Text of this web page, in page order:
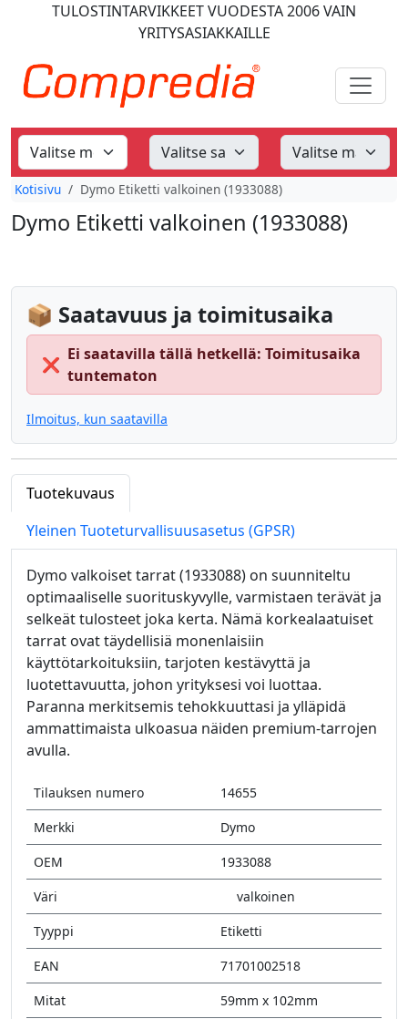
TULOSTINTARVIKKEETVUODESTA 2006VAIN
YRITYSASIAKKAILLE
Kotisivu Dymo Etiketti valkoinen (1933088)
Dymo Etiketti valkoinen (1933088)
📦 Saatavuus ja toimitusaika
❌
Ei saatavilla tällä hetkellä: Toimitusaika
tuntematon
Ilmoitus, kun saatavilla
Tuotekuvaus
Yleinen Tuoteturvallisuusasetus (GPSR)
Dymo valkoiset tarrat (1933088) on suunniteltu
optimaaliselle suorituskyvylle, varmistaen terävät ja
selkeät tulosteet joka kerta. Nämä korkealaatuiset
tarrat ovat täydellisiä monenlaisiin
käyttötarkoituksiin, tarjoten kestävyttä ja
luotettavuutta, johon yrityksesi voi luottaa.
Paranna merkitsemis tehokkuuttasi ja ylläpidä
ammattimaista ulkoasua näiden premium-tarrojen
avulla.
Tilauksen numero
14655
Merkki
Dymo
OEM
1933088
Väri
valkoinen
Tyyppi
Etiketti
EAN
71701002518
Mitat
59mm x 102mm